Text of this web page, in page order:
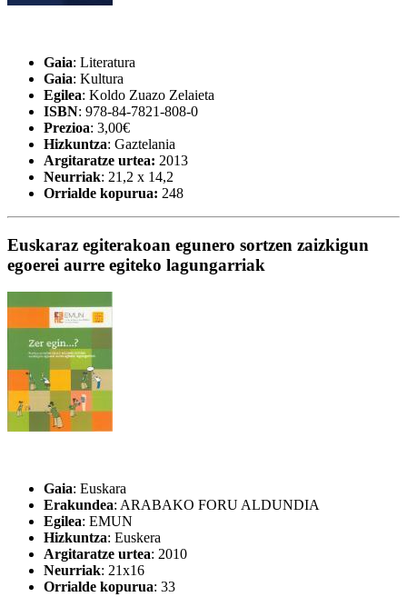
Gaia: Literatura
Gaia: Kultura
Egilea: Koldo Zuazo Zelaieta
ISBN: 978-84-7821-808-0
Prezioa: 3,00€
Hizkuntza: Gaztelania
Argitaratze urtea: 2013
Neurriak: 21,2 x 14,2
Orrialde kopurua: 248
Euskaraz egiterakoan egunero sortzen zaizkigun
egoerei aurre egiteko lagungarriak
Gaia: Euskara
Erakundea: ARABAKO FORU ALDUNDIA
Egilea: EMUN
Hizkuntza: Euskera
Argitaratze urtea: 2010
Neurriak: 21x16
Orrialde kopurua: 33